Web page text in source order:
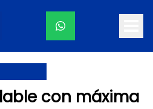
con máxima